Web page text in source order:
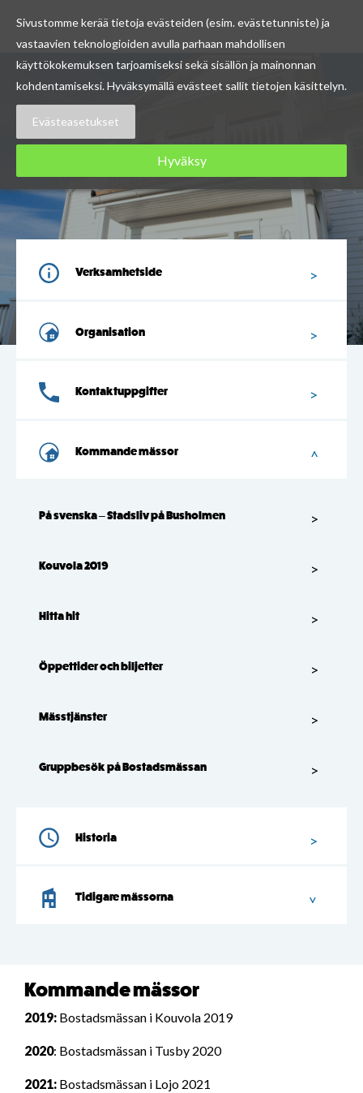
Skip
Bostadsmässor
Verksamhetside
Organisation
Kontaktuppgifter
Kommande mässor
På svenska – Stadsliv på Busholmen
Kouvola 2019
Hitta hit
Öppettider och biljetter
Mässtjänster
Gruppbesök på Bostadsmässan
Historia
Tidigare mässorna
Kommande mässor
2019: Bostadsmässan i Kouvola 2019
2020: Bostadsmässan i Tusby 2020
2021: Bostadsmässan i Lojo 2021
Sivustomme kerää tietoja evästeiden (esim. evästetunniste) ja
vastaavien teknologioiden avulla parhaan mahdollisen
käyttökokemuksen tarjoamiseksi sekä sisällön ja mainonnan
kohdentamiseksi. Hyväksymällä evästeet sallit tietojen käsittelyn.
Evästeasetukset
Hyväksy